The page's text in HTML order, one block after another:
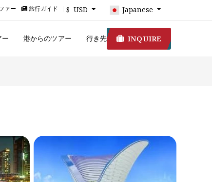
ァー 旅行ガイド $ USD Japanese
ー 港からのツアー 行き先 INQUIRE